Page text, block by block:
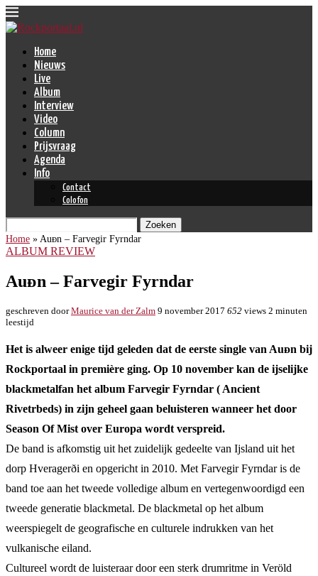
Home
Nieuws
Live
Album
Interview
Video
Column
Prijsvraag
Agenda
Info
Contact
Colofon
Zoeken
Home » Auᴆn – Farvegir Fyrndar
ALBUM REVIEW
Auᴆn – Farvegir Fyrndar
geschreven doorMaurice van der Zalm 9 november 2017 652 views 2 minuten
leestijd
Het is alweer enige tijd geleden dat de eerste single van Auᴆn bij
Rockportaal in première ging. Op 10 november kan de ijselijke
blackmetalfan het album Farvegir Fyrndar ( Ancient
Rivetrbeds) in zijn geheel gaan beluisteren wanneer het door
Season Of Mist over Europa wordt verspreid.
De band is afkomstig uit het zuidelijk gedeelte van Ijsland uit het
dorp Hveragerði en opgericht in 2010. Met Farvegir Fyrndar is de
band toe aan het tweede volledige album en vertegenwoordigd een
tweede generatie blackmetal. De blackmetal op het album
weerspiegelt de geografische en culturele indrukken van het
vulkanische eiland.
Cultureel wordt de luisteraar door een sterk drumritme in Veröld